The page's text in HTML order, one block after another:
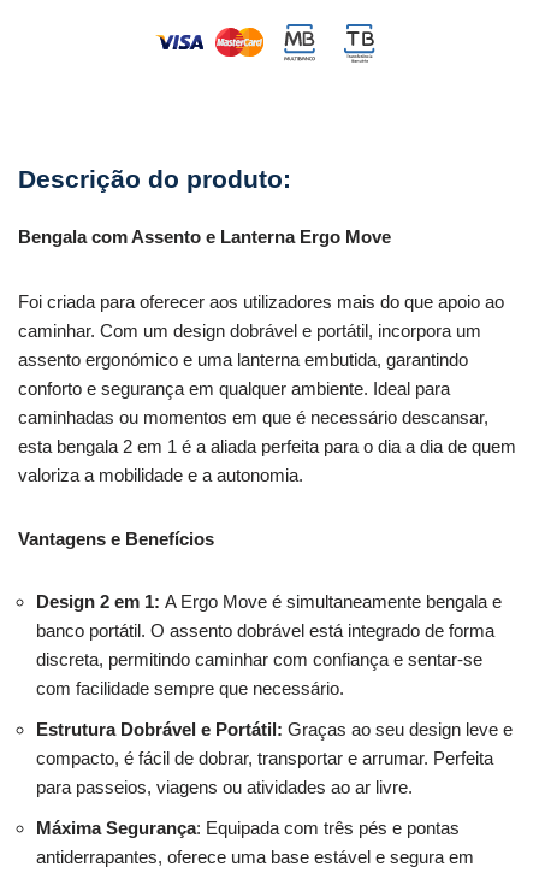
Bengala com Assento e Lanterna Ergo Move
Foi criada para oferecer aos utilizadores mais do que apoio ao
caminhar. Com um design dobrável e portátil, incorpora um
assento ergonómico e uma lanterna embutida, garantindo
conforto e segurança em qualquer ambiente. Ideal para
caminhadas ou momentos em que é necessário descansar,
esta bengala 2 em 1 é a aliada perfeita para o dia a dia de quem
valoriza a mobilidade e a autonomia.
Vantagens e Benefícios
Design 2 em 1: A Ergo Move é simultaneamente bengala e
banco portátil. O assento dobrável está integrado de forma
discreta, permitindo caminhar com confiança e sentar-se
com facilidade sempre que necessário.
Estrutura Dobrável e Portátil: Graças ao seu design leve e
compacto, é fácil de dobrar, transportar e arrumar. Perfeita
para passeios, viagens ou atividades ao ar livre.
Máxima Segurança: Equipada com três pés e pontas
antiderrapantes, oferece uma base estável e segura em